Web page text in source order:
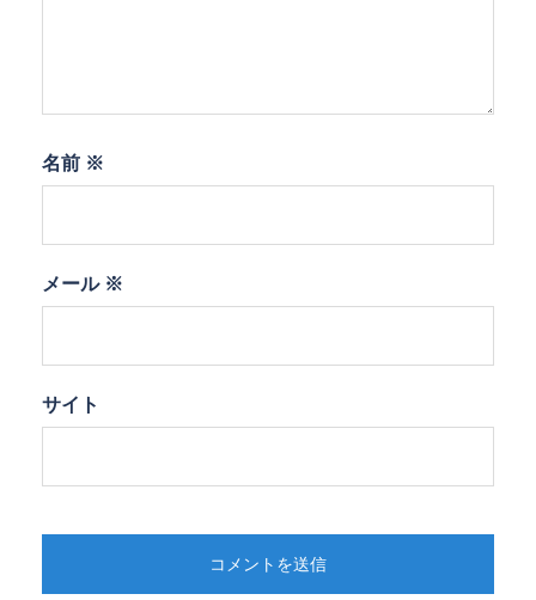
名前 ※
メール ※
サイト